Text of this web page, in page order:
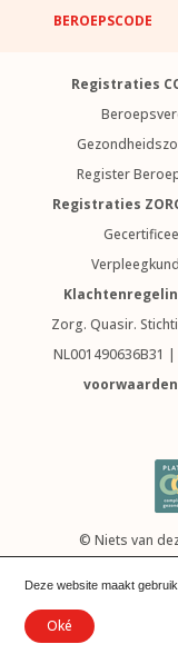
BEROEPSCODE
Registraties
Register
Registraties
Zorg. Quasir.
NL001490636B31 |
voorwaarden
© Niets van
Deze website maakt
Oké